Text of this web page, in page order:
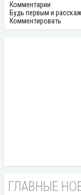
Комментарии
Будь первым и
Комментировать
ГЛАВНЫЕ